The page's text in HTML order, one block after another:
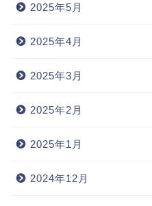
2025年5月
2025年4月
2025年3月
2025年2月
2025年1月
2024年12月